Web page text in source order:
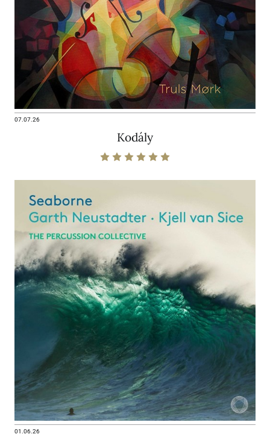
07.07.26
Kodály
01.06.26